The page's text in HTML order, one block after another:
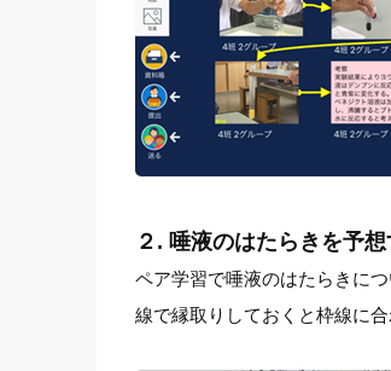
２. 唾液のはたらきを予想
ペア学習で唾液のはたらきに
線で縁取りしておくと枠線に